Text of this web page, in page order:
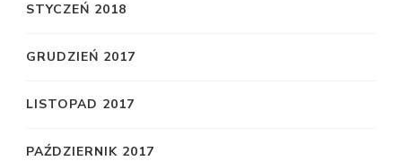
STYCZEŃ 2018
GRUDZIEŃ 2017
LISTOPAD 2017
PAŹDZIERNIK 2017